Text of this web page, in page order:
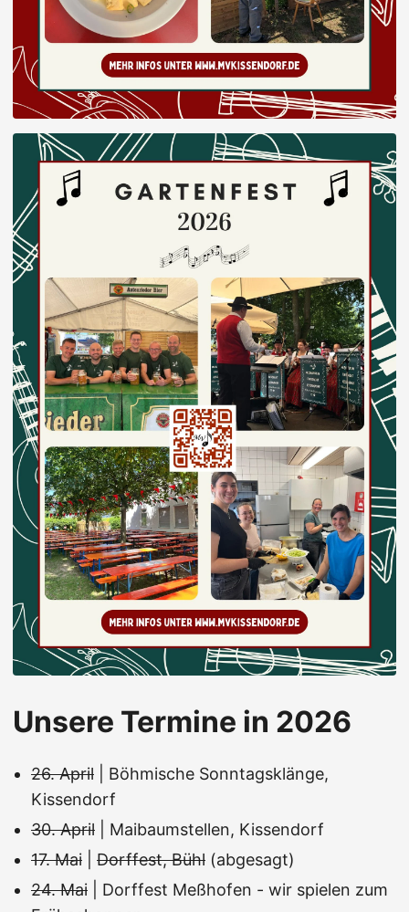
Unsere Termine in 2026
26. April | Böhmische Sonntagsklänge,
Kissendorf
30. April | Maibaumstellen, Kissendorf
17. Mai
Dorffest, Bühl (abgesagt)
24. Mai | Dorffest Meßhofen - wir spielen zum